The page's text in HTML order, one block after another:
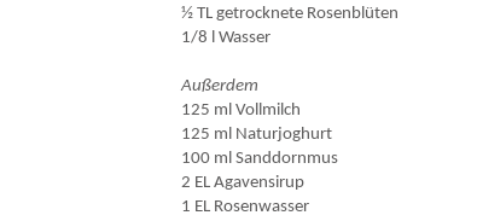
½ TL getrocknete Rosenblüten
1/8 l Wasser
Außerdem
125 ml Vollmilch
125 ml Naturjoghurt
100 ml Sanddornmus
2 EL Agavensirup
1 EL Rosenwasser